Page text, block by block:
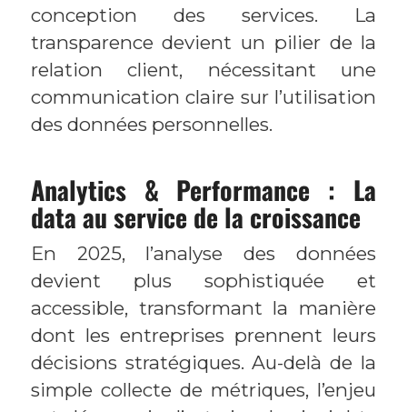
conception des services. La
transparence devient un pilier de la
relation client, nécessitant une
communication claire sur l’utilisation
des données personnelles.
Analytics & Performance : La
data au service de la croissance
En 2025, l’analyse des données
devient plus sophistiquée et
accessible, transformant la manière
dont les entreprises prennent leurs
décisions stratégiques. Au-delà de la
simple collecte de métriques, l’enjeu